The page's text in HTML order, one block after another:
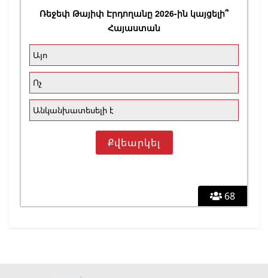
68
Ռեջեփ Թայիփ Էրդողանը 2026-ին կայցելի՞
Հայաստան
Այո
Ոչ
Անկանխատեսելի է